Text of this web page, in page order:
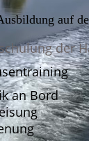
auf
der
an Bord